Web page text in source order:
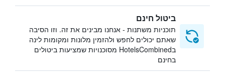
ביטול חינם
תוכניות משתנות - אנחנו מבינים את זה. וזו הסיבה
שאתם יכולים לחפש ולהזמין מלונות ומקומות לינה
בHotelsCombined מסוכנויות שמציעות ביטולים
בחינם